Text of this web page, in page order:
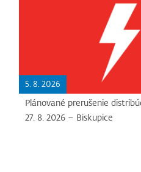
5. 8. 2026
Plánované prerušenie
27. 8. 2026 – Biskupice